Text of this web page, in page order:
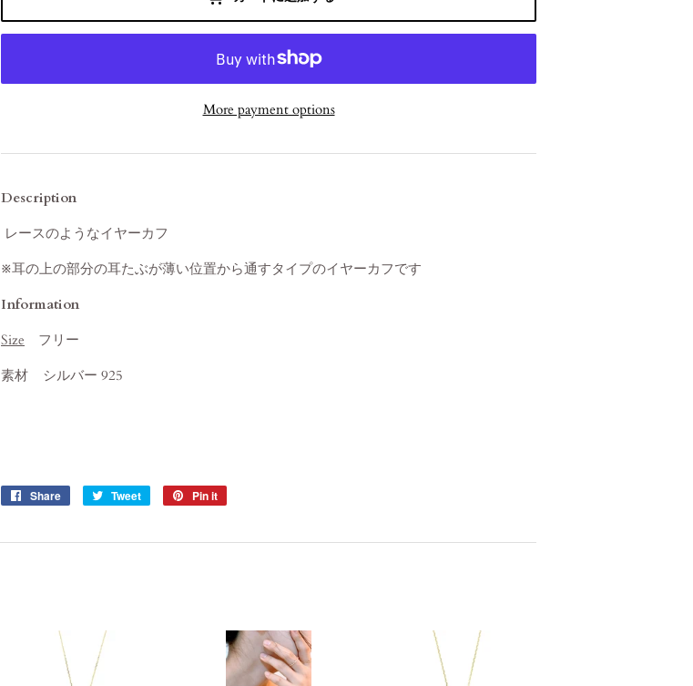
More payment options
Description
レースのようなイヤーカフ
※耳の上の部分の耳たぶが薄い位置から通すタイプのイヤーカフです
Information
Size フリー
素材 シルバー 925
Share
Share
Tweet
Tweet
Pin it